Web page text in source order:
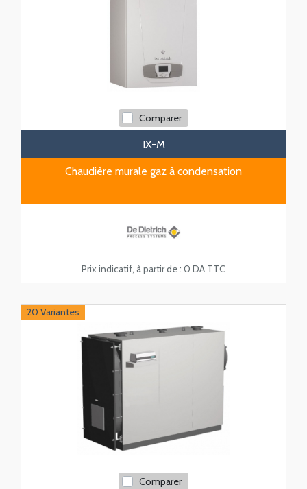
Comparer
IX-M
Chaudière murale gaz à condensation
Prix indicatif, à partir de : 0 DA TTC
20 Variantes
Comparer